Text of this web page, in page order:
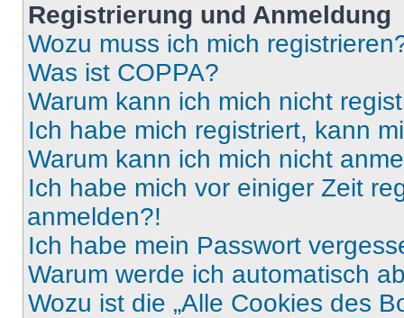
Registrierung und Anmeldung
Wozu muss ich mich
Was ist COPPA?
Warum kann ich mich nicht
Ich habe mich registriert, kann
Warum kann ich mich nicht
Ich habe mich vor einiger Zeit
anmelden?!
Ich habe mein Passwort
Warum werde ich automatisch
Wozu ist die „Alle Cookies des